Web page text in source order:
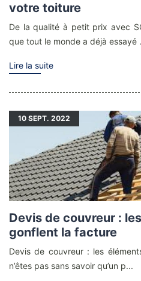
votre toiture
De la qualité à petit prix avec
que tout le monde a déjà essayé
Lire la suite
10 SEPT. 2022
Devis de couvreur :
gonflent la facture
Devis de couvreur : les
n’êtes pas sans savoir qu’un p...